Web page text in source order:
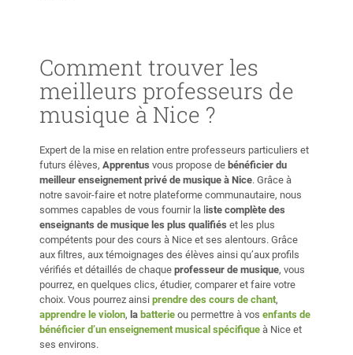
numérique, je peux vous aider à produire une vidéo de
votre performance pour chaque session. Cela peut être un
enregistrement tangible de vos efforts et vous pouvez le
partager avec vos amis et votre famille via YouTube ou
d'autres plateformes.
Comment trouver les
meilleurs professeurs de
musique à Nice ?
Expert de la mise en relation entre professeurs particuliers et
futurs élèves, Apprentus vous propose de bénéficier du
meilleur enseignement privé de musique à Nice. Grâce à
notre savoir-faire et notre plateforme communautaire, nous
sommes capables de vous fournir la l iste complète des
enseignants de musique les plus qualifiés et les plus
compétents pour des cours à Nice et ses alentours. Grâce
aux filtres, aux témoignages des élèves ainsi qu’aux profils
vérifiés et détaillés de chaque professeur de musique, vous
pourrez, en quelques clics, étudier, comparer et faire votre
choix. Vous pourrez ainsi prendre des cours de chant,
apprendre le violon, la batterie ou permettre à vos enfants de
bénéficier d’un enseignement musical spécifique à Nice et
ses environs.